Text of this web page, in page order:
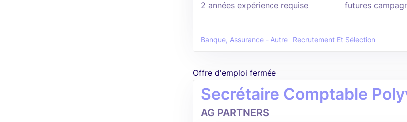
2 années expérience requise
futures
Banque, Assurance - Autre Recrutement Et Sélection
Offre d'emploi fermée
Secrétaire Comptable
AG PARTNERS